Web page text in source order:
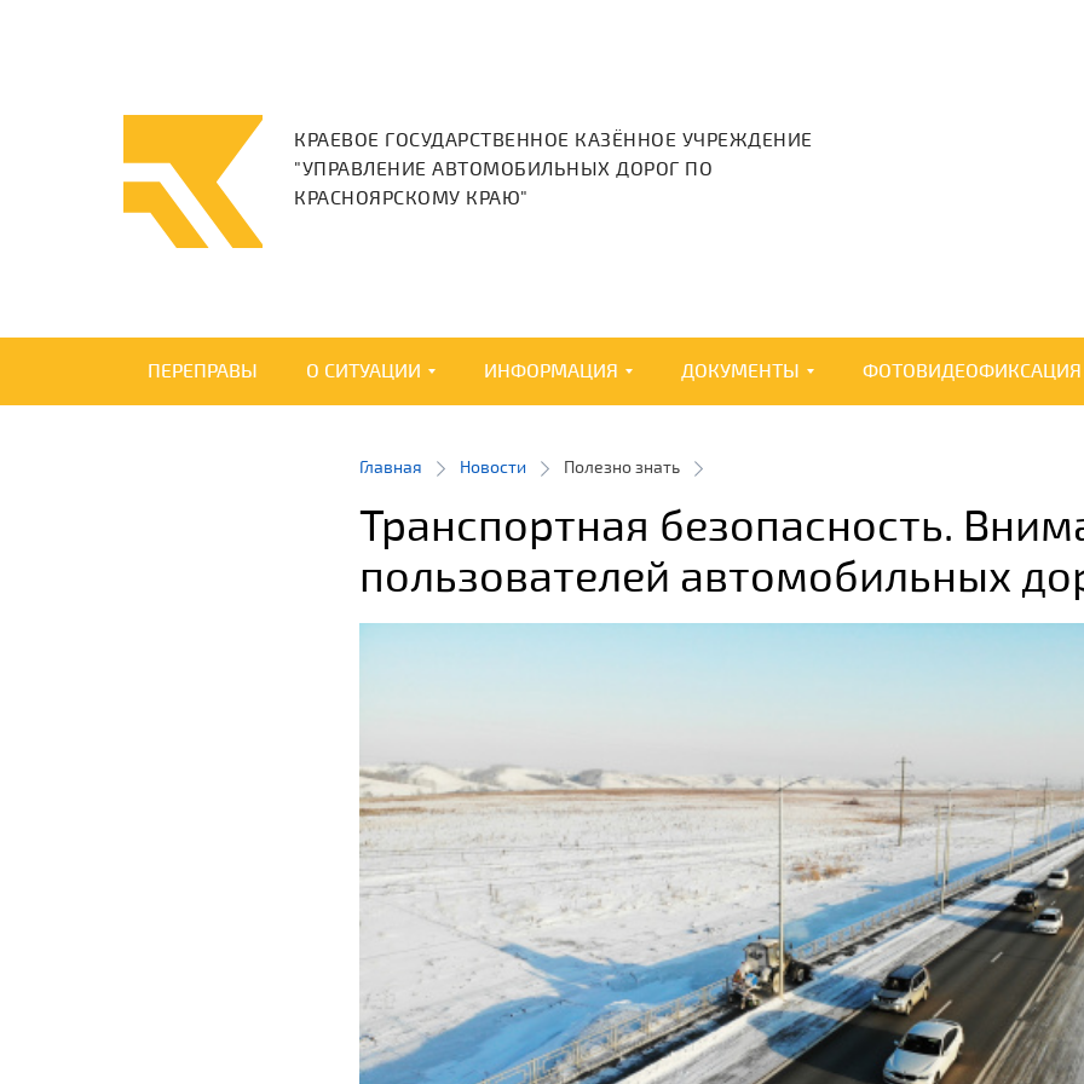
КРАЕВОЕ ГОСУДАРСТВЕННОЕ КАЗЁННОЕ УЧРЕЖДЕНИЕ
"УПРАВЛЕНИЕ АВТОМОБИЛЬНЫХ ДОРОГ ПО
КРАСНОЯРСКОМУ КРАЮ"
ПЕРЕПРАВЫ О СИТУАЦИИ ИНФОРМАЦИЯ ДОКУМЕНТЫ ФОТОВИДЕОФИКСАЦИЯ
Главная Новости Полезно знать
Транспортная безопасность.
пользователей автомобильных